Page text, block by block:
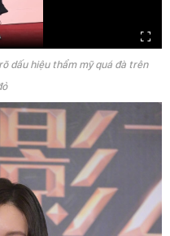
dấu hiệu thẩm mỹ quá đà trên